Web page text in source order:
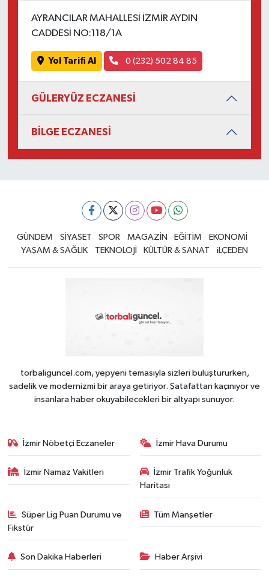
AYRANCILAR MAHALLESİ İZMİR AYDIN
CADDESİ NO:118/1A
Yol Tarifi Al 0 (232) 502 84 85
GÜLERYÜZ ECZANESİ
BİLGE ECZANESİ
GÜNDEM SİYASET SPOR MAGAZİN EĞİTİM
EKONOMİ
YAŞAM & SAĞLIK
TEKNOLOJİ KÜLTÜR & SANAT iLÇEDEN
torbaliguncel.com, yepyeni temasıyla sizleri buluştururken,
sadelik ve modernizmi bir araya getiriyor. Şatafattan kaçınıyor ve
insanlara haber okuyabilecekleri bir altyapı sunuyor.
İzmir Nöbetçi Eczaneler İzmir Hava Durumu
İzmir Namaz Vakitleri
İzmir Trafik Yoğunluk
Haritası
Süper Lig Puan Durumu ve
Fikstür
Tüm Manşetler
Son Dakika Haberleri Haber Arşivi